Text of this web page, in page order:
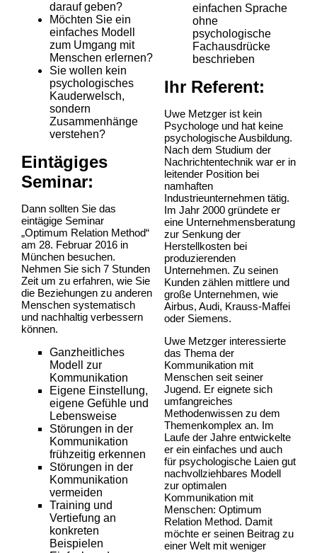
darauf geben?
Möchten Sie ein
einfaches Modell
zum Umgang mit
Menschen erlernen?
Sie wollen kein
psychologisches
Kauderwelsch,
sondern
Zusammenhänge
verstehen?
Eintägiges
Seminar:
Dann sollten Sie das
eintägige Seminar
„Optimum Relation Method“
am 28. Februar 2016 in
München besuchen.
Nehmen Sie sich 7 Stunden
Zeit um zu erfahren, wie Sie
die Beziehungen zu anderen
Menschen systematisch
und nachhaltig verbessern
können.
Ganzheitliches
Modell zur
Kommunikation
Eigene Einstellung,
eigene Gefühle und
Lebensweise
Störungen in der
Kommunikation
frühzeitig erkennen
Störungen in der
Kommunikation
vermeiden
Training und
Vertiefung an
konkreten
Beispielen
einfachen Sprache
ohne
psychologische
Fachausdrücke
beschrieben
Ihr Referent:
Uwe Metzger ist kein
Psychologe und hat keine
psychologische Ausbildung.
Nach dem Studium der
Nachrichtentechnik war er in
leitender Position bei
namhaften
Industrieunternehmen tätig.
Im Jahr 2000 gründete er
eine Unternehmensberatung
zur Senkung der
Herstellkosten bei
produzierenden
Unternehmen. Zu seinen
Kunden zählen mittlere und
große Unternehmen, wie
Airbus, Audi, Krauss-Maffei
oder Siemens.
Uwe Metzger interessierte
das Thema der
Kommunikation mit
Menschen seit seiner
Jugend. Er eignete sich
umfangreiches
Methodenwissen zu dem
Themenkomplex an. Im
Laufe der Jahre entwickelte
er ein einfaches und auch
für psychologische Laien gut
nachvollziehbares Modell
zur optimalen
Kommunikation mit
Menschen: Optimum
Relation Method. Damit
möchte er seinen Beitrag zu
einer Welt mit weniger